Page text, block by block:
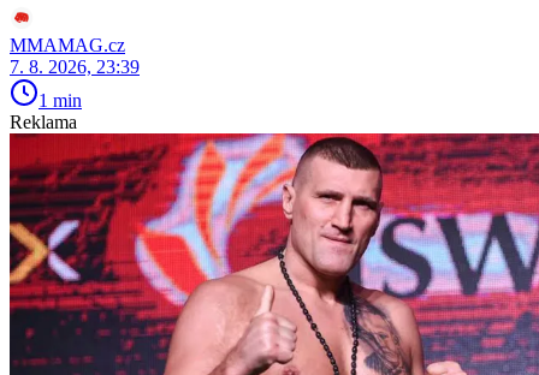
MMAMAG.cz
7. 8. 2026, 23:39
1 min
Reklama